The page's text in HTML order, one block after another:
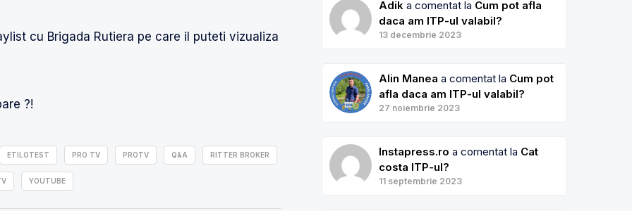
cu Brigada Rutiera pe care il puteti vizualiza
?!
ETILOTEST PRO TV PROTV Q&A RITTER BROKER
YOUTUBE
Adik a comentat la Cum pot afla
daca am ITP-ul valabil?
13 decembrie 2023
Alin Manea a comentat la Cum pot
afla daca am ITP-ul valabil?
27 noiembrie 2023
Instapress.ro a comentat la Cat
costa ITP-ul?
11 septembrie 2023